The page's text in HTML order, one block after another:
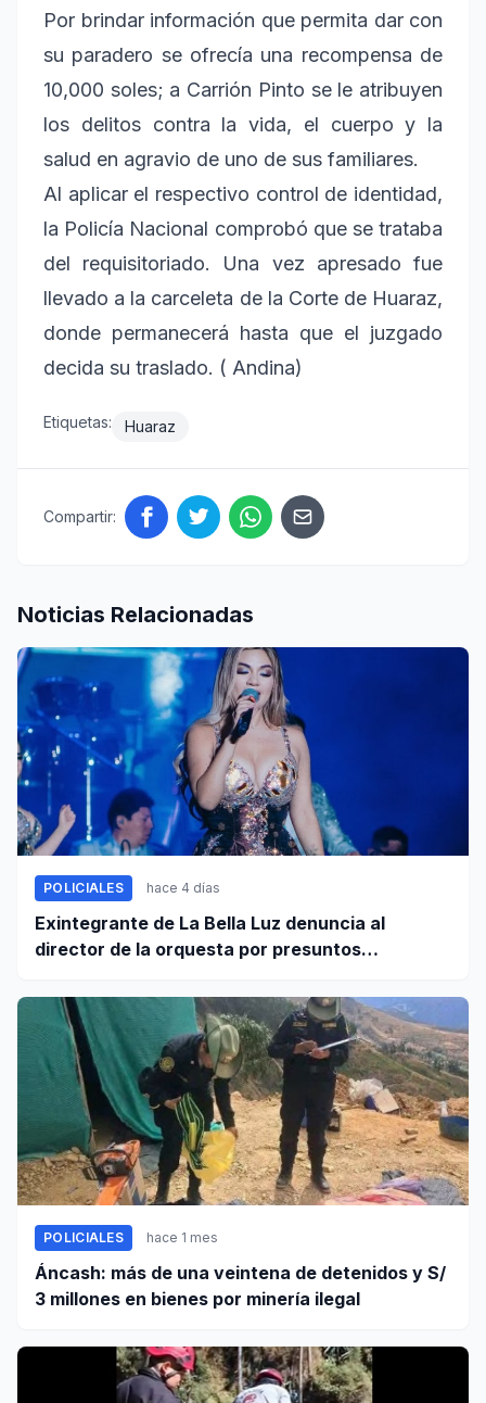
Por brindar información que permita dar con
su paradero se ofrecía una recompensa de
10,000 soles; a Carrión Pinto se le atribuyen
los delitos contra la vida, el cuerpo y la
salud en agravio de uno de sus familiares.
Al aplicar el respectivo control de identidad,
la Policía Nacional comprobó que se trataba
del requisitoriado. Una vez apresado fue
llevado a la carceleta de la Corte de Huaraz,
donde permanecerá hasta que el juzgado
decida su traslado. ( Andina)
Etiquetas: Huaraz
Compartir:
Noticias Relacionadas
POLICIALES hace 4 días
Exintegrante de La Bella Luz denuncia al
director de la orquesta por presuntos
POLICIALES hace 1 mes
Áncash: más de una veintena de detenidos y S/
3 millones en bienes por minería ilegal